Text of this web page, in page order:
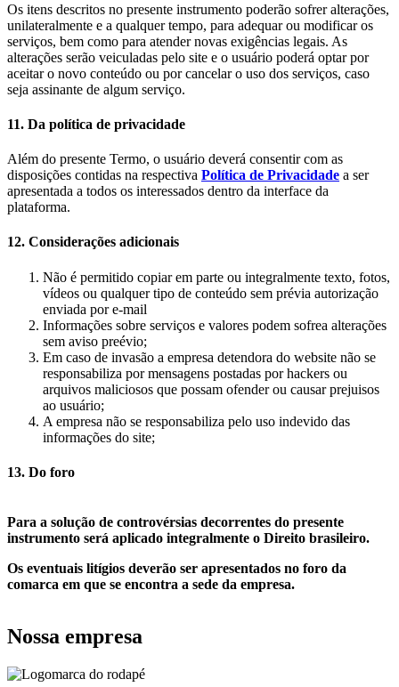
Os itens descritos no presente instrumento poderão sofrer alterações,
unilateralmente e a qualquer tempo, para adequar ou modificar os
serviços, bem como para atender novas exigências legais. As
alterações serão veiculadas pelo site e o usuário poderá optar por
aceitar o novo conteúdo ou por cancelar o uso dos serviços, caso
seja assinante de algum serviço.
11. Da política de privacidade
Além do presente Termo, o usuário deverá consentir com as
disposições contidas na respectiva Política de Privacidade a ser
apresentada a todos os interessados dentro da interface da
plataforma.
12. Considerações adicionais
Não é permitido copiar em parte ou integralmente texto, fotos,
vídeos ou qualquer tipo de conteúdo sem prévia autorização
enviada por e-mail
Informações sobre serviços e valores podem sofrea alterações
sem aviso preévio;
Em caso de invasão a empresa detendora do website não se
responsabiliza por mensagens postadas por hackers ou
arquivos maliciosos que possam ofender ou causar prejuisos
ao usuário;
A empresa não se responsabiliza pelo uso indevido das
informações do site;
13. Do foro
Para a solução de controvérsias decorrentes do presente
instrumento será aplicado integralmente o Direito brasileiro.
Os eventuais litígios deverão ser apresentados no foro da
comarca em que se encontra a sede da empresa.
Nossa empresa